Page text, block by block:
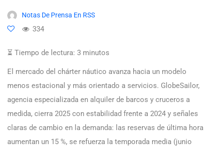
Notas De Prensa En RSS
334
⏳ Tiempo de lectura: 3 minutos
El mercado del chárter náutico avanza hacia un modelo
menos estacional y más orientado a servicios. GlobeSailor,
agencia especializada en alquiler de barcos y cruceros a
medida, cierra 2025 con estabilidad frente a 2024 y señales
claras de cambio en la demanda: las reservas de última hora
aumentan un 15 %, se refuerza la temporada media (junio